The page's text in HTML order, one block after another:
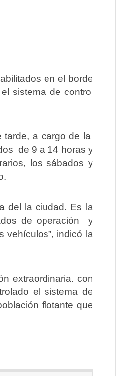
en el borde
sistema de control
tarde, a cargo de la
de 9 a 14 horas y
los sábados y
del la ciudad. Es la
de operación y
vehículos”, indicó la
extraordinaria, con
el sistema de
flotante que